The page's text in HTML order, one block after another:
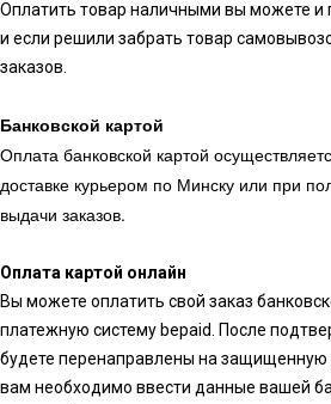
Оплатить товар наличными вы можете и
и если решили забрать товар
заказов.
Банковской картой
Оплата банковской картой
доставке курьером по Минску или при
выдачи заказов.
Оплата картой онлайн
Вы можете оплатить свой заказ
платежную систему bepaid. После
будете перенаправлены на защищенную
вам необходимо ввести данные вашей